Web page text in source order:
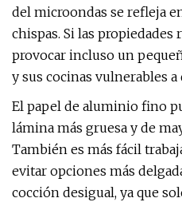
del microondas se refleja
chispas. Si las
provocar incluso un
y sus cocinas vulnerables a
El papel de aluminio fino
lámina más gruesa y de
También es más fácil
evitar opciones más
cocción desigual, ya que